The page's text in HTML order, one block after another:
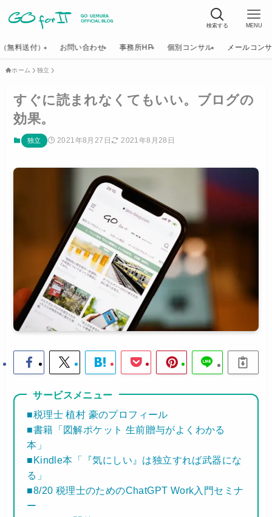
検索する MENU
無料送付） お問い合わせ 事務所HP 個別コンサル メールコン
ホーム 独立
すぐに読まれなくてもいい。ブログの
効果。
独立 2021年8月27日 2021年8月28日
サービスメニュー
■税理士 植村 豪のプロフィール
■書籍「図解ポケット 生前贈与がよくわかる
本」
■Kindle本「『気にしい』は独立すれば武器にな
る」
■8/20 税理士のためのChatGPT Work入門セミナ
ー